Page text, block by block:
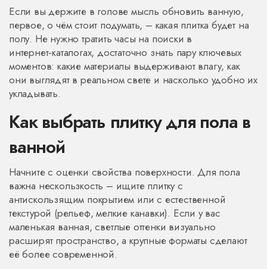
Если вы держите в голове мысль обновить ванную,
первое, о чём стоит подумать, – какая плитка будет на
полу. Не нужно тратить часы на поиски в
интернет‑каталогах, достаточно знать пару ключевых
моментов: какие материалы выдерживают влагу, как
они выглядят в реальном свете и насколько удобно их
укладывать.
Как выбрать плитку для пола в
ванной
Начните с оценки свойства поверхности. Для пола
важна нескользкость – ищите плитку с
антискользящим покрытием или с естественной
текстурой (рельеф, мелкие канавки). Если у вас
маленькая ванная, светлые оттенки визуально
расширят пространство, а крупные форматы сделают
её более современной.